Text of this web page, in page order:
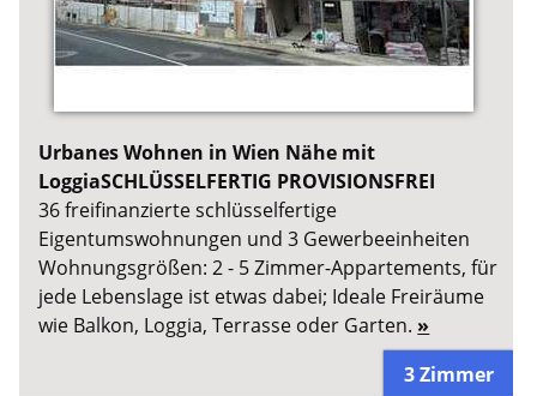
Urbanes Wohnen in Wien Nähe mit
LoggiaSCHLÜSSELFERTIG PROVISIONSFREI
36 freifinanzierte schlüsselfertige
Eigentumswohnungen und 3 Gewerbeeinheiten
Wohnungsgrößen: 2 - 5 Zimmer-Appartements, für
jede Lebenslage ist etwas dabei; Ideale Freiräume
wie Balkon, Loggia, Terrasse oder Garten. »
3 Zimmer